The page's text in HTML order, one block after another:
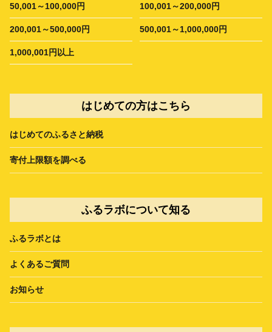
50,001～100,000円 100,001～200,000円
200,001～500,000円 500,001～1,000,000円
1,000,001円以上
はじめての方はこちら
はじめてのふるさと納税
寄付上限額を調べる
ふるラボについて知る
ふるラボとは
よくあるご質問
お知らせ